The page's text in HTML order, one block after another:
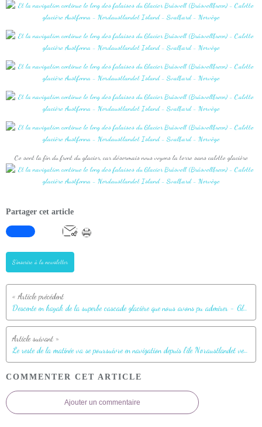
Ce sent la fin du front du glacier, car désormais nous voyons la terre sans calotte glacière
Partager cet article
S'inscrire à la newsletter
Descente en kayak de la superbe cascade glacière que nous avons pu admirer - Glacier Bråsvell (Bråsvellbreen) - Calotte glacière Austfonna - Nordaustlandet Island - Svalbard - Norvège
Le reste de la matinée va se poursuivre en navigation depuis l'île Noraustlandet vers le nord-est de l'île Spitzberg - Svalbard - Norvège
COMMENTER CET ARTICLE
Ajouter un commentaire